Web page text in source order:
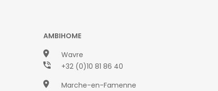
AMBIHOME
Wavre
+32 (0)10 81 86 40
Marche-en-Famenne